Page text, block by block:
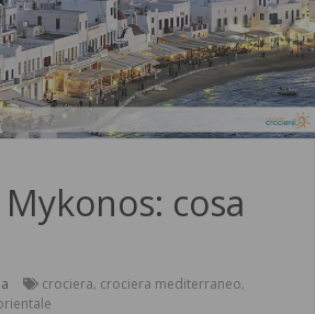
cosa
crociera, crociera mediterraneo,